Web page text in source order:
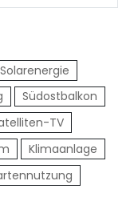
Solarenergie
Südostbalkon
TV
Klimaanlage